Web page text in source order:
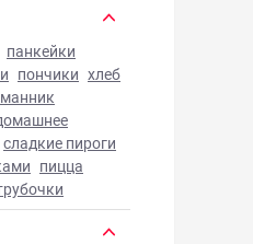
панкейки
пончики хлеб
манник
сладкие пироги
пицца